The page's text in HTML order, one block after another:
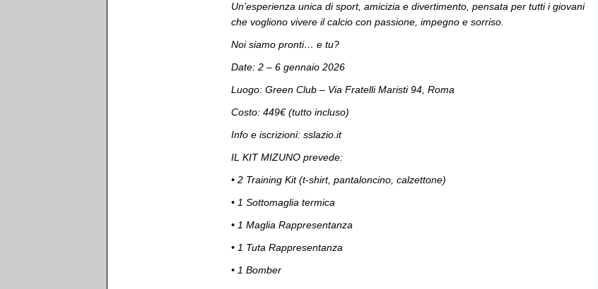
Un’esperienza unica di sport, amicizia e divertimento, pensata per tutti i giovani
che vogliono vivere il calcio con passione, impegno e sorriso.
Noi siamo pronti… e tu?
Date: 2 – 6 gennaio 2026
Luogo: Green Club – Via Fratelli Maristi 94, Roma
Costo: 449€ (tutto incluso)
Info e iscrizioni: sslazio.it
IL KIT MIZUNO prevede:
•⁠ ⁠2 Training Kit (t-shirt, pantaloncino, calzettone)
•⁠ ⁠1 Sottomaglia termica
•⁠ ⁠1 Maglia Rappresentanza
•⁠ ⁠1 Tuta Rappresentanza
•⁠ ⁠1 Bomber